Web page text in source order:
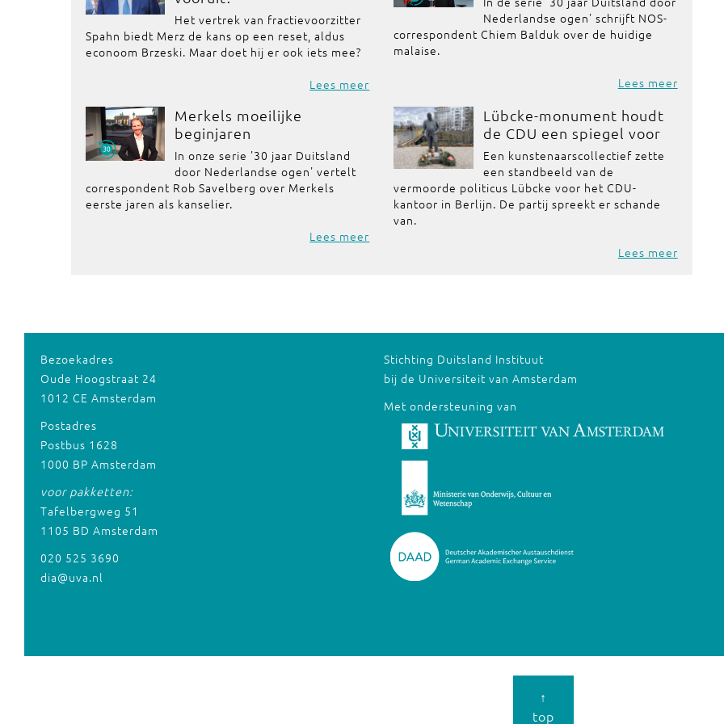
Het vertrek van fractievoorzitter
Spahn biedt Merz de kans op een reset, aldus
econoom Brzeski. Maar doet hij er ook iets mee?
Lees meer
Nederlandse ogen' schrijft NOS-
correspondent Chiem Balduk over de huidige
malaise.
Lees meer
Merkels moeilijke
beginjaren
In onze serie '30 jaar Duitsland
door Nederlandse ogen' vertelt
correspondent Rob Savelberg over Merkels
eerste jaren als kanselier.
Lees meer
Lübcke-monument houdt
de CDU een spiegel voor
Een kunstenaarscollectief zette
een standbeeld van de
vermoorde politicus Lübcke voor het CDU-
kantoor in Berlijn. De partij spreekt er schande
van.
Lees meer
Bezoekadres
Oude Hoogstraat 24
1012 CE Amsterdam
Postadres
Postbus 1628
1000 BP Amsterdam
voor pakketten:
Tafelbergweg 51
1105 BD Amsterdam
020 525 3690
dia@uva.nl
Stichting Duitsland Instituut
bij de Universiteit van Amsterdam
Met ondersteuning van
↑
top